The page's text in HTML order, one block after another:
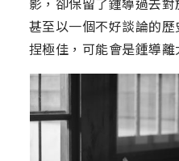
甚至以一個不好談論的
捏極佳，可能會是鍾導離